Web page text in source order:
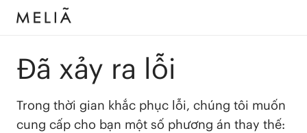
Đã xảy ra lỗi
Trong thời gian khắc phục lỗi, chúng tôi muốn
cung cấp cho bạn một số phương án thay thế: